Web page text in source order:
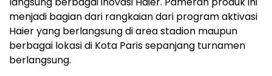
menjadi bagian dari rangkaian dari program aktivasi
Haier yang berlangsung di area stadion maupun
berbagai lokasi di Kota Paris sepanjang turnamen
berlangsung.